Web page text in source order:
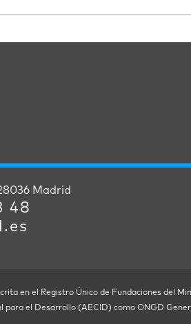
Madrid
48
en el Registro Único de Fundaciones del
para el Desarrollo (AECID) como ONGD